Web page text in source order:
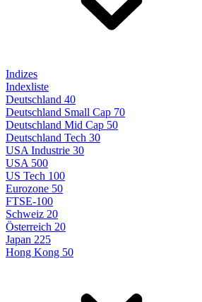
Indizes
Indexliste
Deutschland 40
Deutschland Small Cap 70
Deutschland Mid Cap 50
Deutschland Tech 30
USA Industrie 30
USA 500
US Tech 100
Eurozone 50
FTSE-100
Schweiz 20
Österreich 20
Japan 225
Hong Kong 50